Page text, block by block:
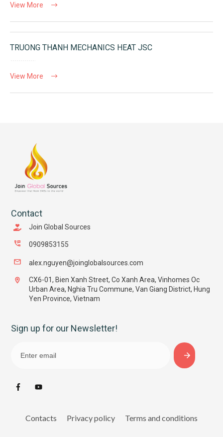
View More
TRUONG THANH MECHANICS HEAT JSC
View More
Contact
Join Global Sources
0909853155
alex.nguyen@joinglobalsources.com
CX6-01, Bien Xanh Street, Co Xanh Area, Vinhomes Oc
Urban Area, Nghia Tru Commune, Van Giang District, Hung
Yen Province, Vietnam
Sign up for our Newsletter!
Contacts Privacy policy Terms and conditions